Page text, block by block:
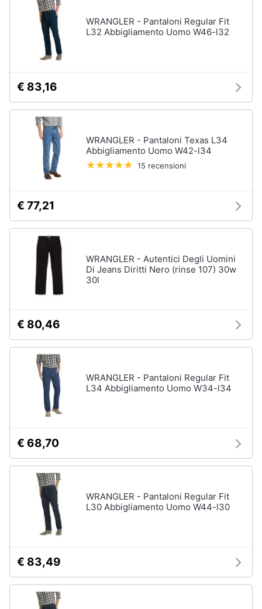
WRANGLER - Pantaloni Regular Fit
L32 Abbigliamento Uomo W46-l32
€ 83,16
WRANGLER - Pantaloni Texas L34
Abbigliamento Uomo W42-l34
15 recensioni
€ 77,21
WRANGLER - Autentici Degli Uomini
Di Jeans Diritti Nero (rinse 107) 30w
30l
€ 80,46
WRANGLER - Pantaloni Regular Fit
L34 Abbigliamento Uomo W34-l34
€ 68,70
WRANGLER - Pantaloni Regular Fit
L30 Abbigliamento Uomo W44-l30
€ 83,49